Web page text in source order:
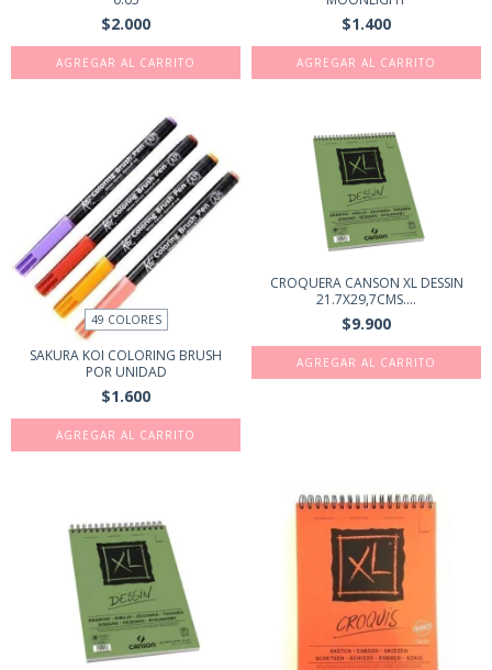
$2.000 $1.400
AGREGAR AL CARRITO
49 COLORES
SAKURA KOI COLORING BRUSH
POR UNIDAD
$1.600
AGREGAR AL CARRITO
CROQUERA CANSON XL DESSIN
21.7X29,7CMS....
$9.900